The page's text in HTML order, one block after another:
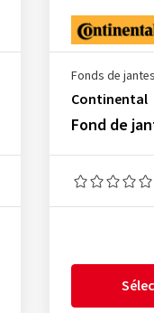
Fonds de jantes
Continental
Fond de